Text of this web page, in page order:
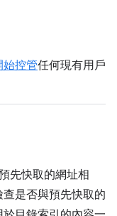
始控管任何現有用戶
先快取的網址相
是否與預先快取的